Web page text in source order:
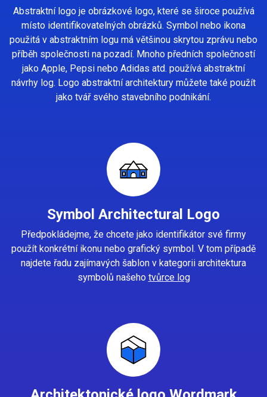
Abstraktní logo je obrázkové logo, které se široce používá
místo identifikovatelných obrázků. Symbol nebo ikona
použitá v abstraktním logu má většinou skrytou zprávu nebo
příběh společnosti na pozadí. Mnoho předních společností
jako Apple, Pepsi nebo Adidas atd. používá abstraktní
návrhy log. Logo abstraktní architektury můžete také použít
jako tvář svého stavebního podnikání.
Symbol Architectural Logo
Předpokládejme, že chcete jako identifikátor své firmy
použít konkrétní ikonu nebo grafický symbol. V tom případě
najdete řadu zajímavých šablon v kategorii architektura
symbolů našeho tvůrce log